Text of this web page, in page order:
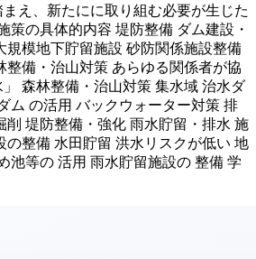
え、新たにに取り組む必要が生じた
の具体的内容 堤防整備 ダム建設・
規模地下貯留施設 砂防関係施設整備
整備・治山対策 あらゆる関係者が協
森林整備・治山対策 集水域 治水ダ
ム の活用 バックウォーター対策 排
削 堤防整備・強化 雨水貯留・排水 施
の整備 水田貯留 洪水リスクが低い 地
池等の 活用 雨水貯留施設の 整備 学